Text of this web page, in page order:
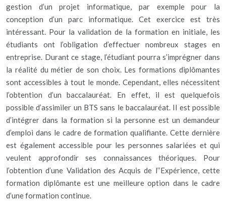
gestion d’un projet informatique, par exemple pour la
conception d’un parc informatique. Cet exercice est très
intéressant. Pour la validation de la formation en initiale, les
étudiants ont l’obligation d’effectuer nombreux stages en
entreprise. Durant ce stage, l’étudiant pourra s’imprégner dans
la réalité du métier de son choix. Les formations diplômantes
sont accessibles à tout le monde. Cependant, elles nécessitent
l’obtention d’un baccalauréat. En effet, il est quelquefois
possible d’assimiler un BTS sans le baccalauréat. Il est possible
d’intégrer dans la formation si la personne est un demandeur
d’emploi dans le cadre de formation qualifiante. Cette dernière
est également accessible pour les personnes salariées et qui
veulent approfondir ses connaissances théoriques. Pour
l’obtention d’une Validation des Acquis de l’’Expérience, cette
formation diplômante est une meilleure option dans le cadre
d’une formation continue.